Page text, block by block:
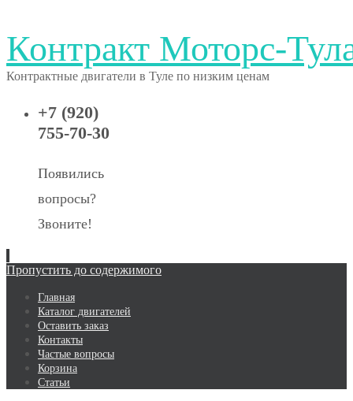
Контракт Моторс-
Контрактные двигатели в Туле по низким ценам
+7 (920)
755-70-30
Появились
вопросы?
Звоните!
Пропустить до содержимого
Главная
Каталог двигателей
Оставить заказ
Контакты
Частые вопросы
Корзина
Статьи